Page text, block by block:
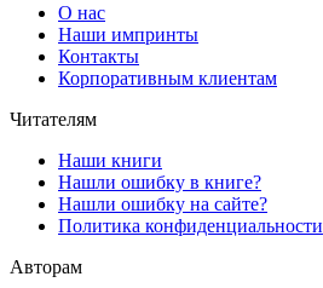
О нас
Наши импринты
Контакты
Корпоративным клиентам
Читателям
Наши книги
Нашли ошибку в книге?
Нашли ошибку на сайте?
Политика конфиденциальности
Авторам